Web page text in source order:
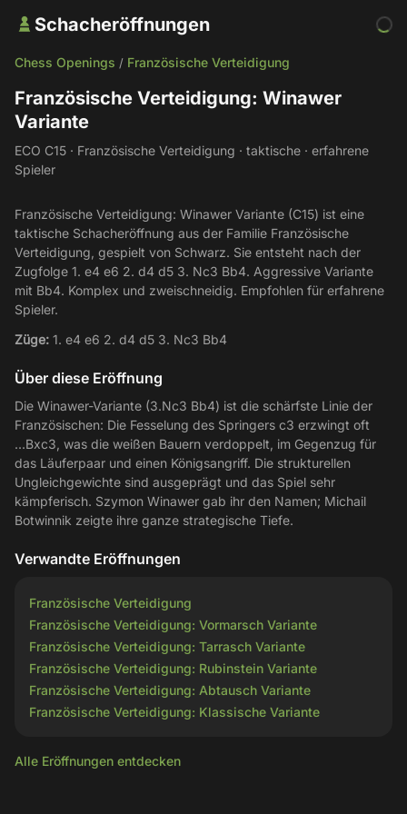
Schacheröffnungen
Chess Openings / Französische Verteidigung
Französische Verteidigung: Winawer
Variante
ECO C15 · Französische Verteidigung · taktische · erfahrene
Spieler
Französische Verteidigung: Winawer Variante (C15) ist eine
taktische Schacheröffnung aus der Familie Französische
Verteidigung, gespielt von Schwarz. Sie entsteht nach der
Zugfolge 1. e4 e6 2. d4 d5 3. Nc3 Bb4. Aggressive Variante
mit Bb4. Komplex und zweischneidig. Empfohlen für erfahrene
Spieler.
Züge: 1. e4 e6 2. d4 d5 3. Nc3 Bb4
Über diese Eröffnung
Die Winawer-Variante (3.Nc3 Bb4) ist die schärfste Linie der
Französischen: Die Fesselung des Springers c3 erzwingt oft
...Bxc3, was die weißen Bauern verdoppelt, im Gegenzug für
das Läuferpaar und einen Königsangriff. Die strukturellen
Ungleichgewichte sind ausgeprägt und das Spiel sehr
kämpferisch. Szymon Winawer gab ihr den Namen; Michail
Botwinnik zeigte ihre ganze strategische Tiefe.
Verwandte Eröffnungen
Französische Verteidigung
Französische Verteidigung: Vormarsch Variante
Französische Verteidigung: Tarrasch Variante
Französische Verteidigung: Rubinstein Variante
Französische Verteidigung: Abtausch Variante
Französische Verteidigung: Klassische Variante
Alle Eröffnungen entdecken